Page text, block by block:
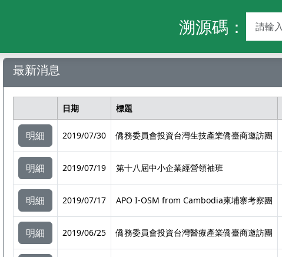
溯源碼：
最新消息
日期 標題
明細 2019/07/30 僑務委員會投資台灣生技產業僑臺商邀訪團
明細 2019/07/19 第十八屆中小企業經營領袖班
明細 2019/07/17 APO I-OSM from Cambodia柬埔寨考察團
明細 2019/06/25 僑務委員會投資台灣醫療產業僑臺商邀訪團